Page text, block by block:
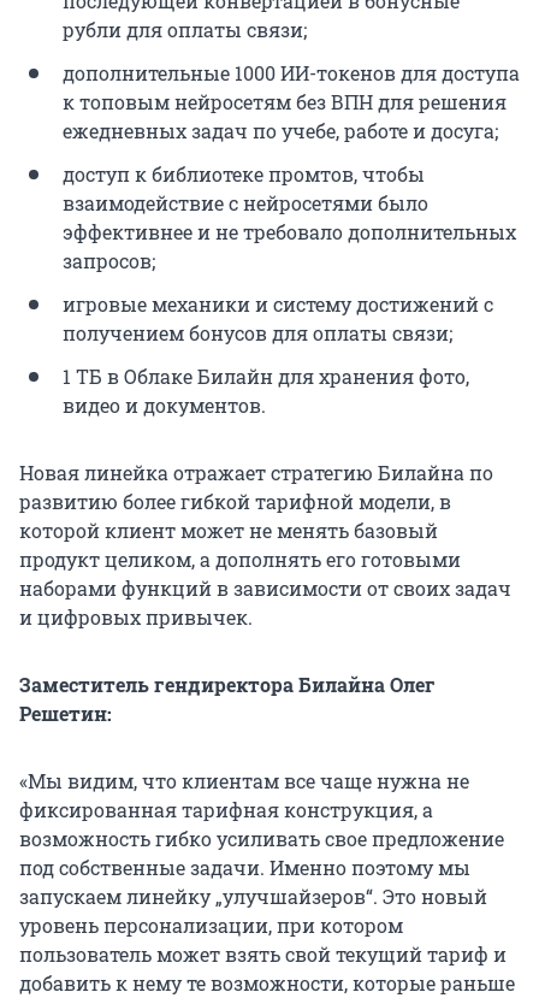
рубли для оплаты связи;
дополнительные 1000 ИИ-токенов для доступа
к топовым нейросетям без ВПН для решения
ежедневных задач по учебе, работе и досуга;
доступ к библиотеке промтов, чтобы
взаимодействие с нейросетями было
эффективнее и не требовало дополнительных
запросов;
игровые механики и систему достижений с
получением бонусов для оплаты связи;
1 ТБ в Облаке Билайн для хранения фото,
видео и документов.
Новая линейка отражает стратегию Билайна по
развитию более гибкой тарифной модели, в
которой клиент может не менять базовый
продукт целиком, а дополнять его готовыми
наборами функций в зависимости от своих задач
и цифровых привычек.
Заместитель гендиректора Билайна Олег
Решетин:
«Мы видим, что клиентам все чаще нужна не
фиксированная тарифная конструкция, а
возможность гибко усиливать свое предложение
под собственные задачи. Именно поэтому мы
запускаем линейку „улучшайзеров“. Это новый
уровень персонализации, при котором
пользователь может взять свой текущий тариф и
добавить к нему те возможности, которые раньше